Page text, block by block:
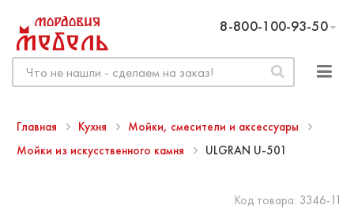
8-800-100-93-50
Главная Кухня
Мойки, смесители и аксессуары
Мойки из искусственного камня
ULGRAN U-501
Код товара: 3346-11